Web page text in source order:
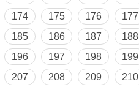
174 175 176 177
185 186 187 188
196 197 198 199
207 208 209 210